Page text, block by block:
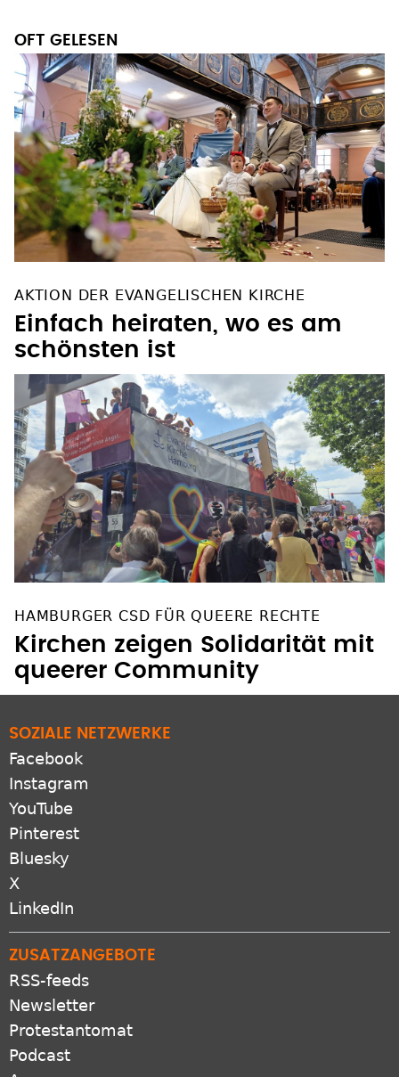
OFT GELESEN
AKTION DER EVANGELISCHEN KIRCHE
Einfach heiraten, wo es am
schönsten ist
HAMBURGER CSD FÜR QUEERE RECHTE
Kirchen zeigen Solidarität mit
queerer Community
SOZIALE NETZWERKE
Facebook
Instagram
YouTube
Pinterest
Bluesky
X
LinkedIn
ZUSATZANGEBOTE
RSS-feeds
Newsletter
Protestantomat
Podcast